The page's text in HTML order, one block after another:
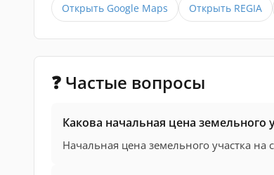
Открыть Google Maps Открыть REGIA
❓ Частые вопросы
Какова начальная цена земельного
Начальная цена земельного участка на